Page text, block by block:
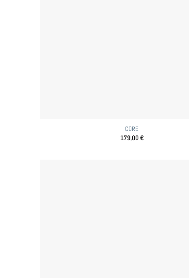
CORE
179,00€